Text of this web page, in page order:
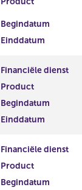
r
s
u
t
a
t
Begindatum
Einddatum
Financiële dienst
Product
Begindatum
Einddatum
Financiële dienst
Product
Begindatum